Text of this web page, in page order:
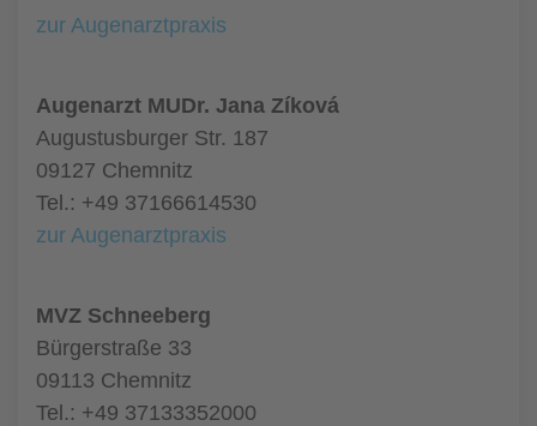
zur Augenarztpraxis
Augenarzt MUDr. Jana Zíková
Augustusburger Str. 187
09127 Chemnitz
Tel.: +49 37166614530
zur Augenarztpraxis
MVZ Schneeberg
Bürgerstraße 33
09113 Chemnitz
Tel.: +49 37133352000